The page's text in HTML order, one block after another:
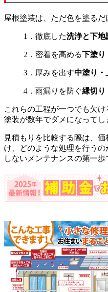
屋根塗装は、ただ色を塗るだ
1．徹底した洗浄と下地
2．密着を高める下塗り
3．厚みを出す中塗り・
4．雨漏りを防ぐ縁切り
これらの工程が一つでも欠
塗装が数年でダメになってし
見積もりを比較する際は、
け、どのような処理を行う
しないメンテナンスの第一歩